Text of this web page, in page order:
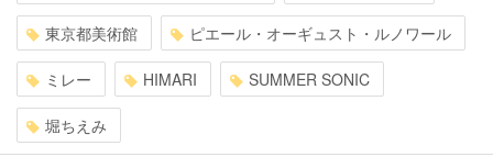
東京都美術館 ピエール・オーギュスト・ルノワール
ミレー HIMARI SUMMER SONIC
堀ちえみ